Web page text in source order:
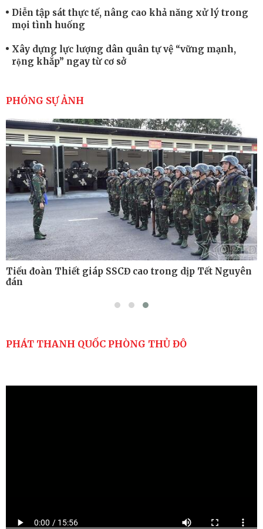
Diễn tập sát thực tế, nâng cao khả năng xử lý trong
mọi tình huống
Xây dựng lực lượng dân quân tự vệ “vững mạnh,
rộng khắp” ngay từ cơ sở
cao sức mạnh chiến đấu
Tiểu đoàn Thiết giáp hoàn thành tốt diễn tập chiến
thuật có bắn đạn thật
Nơi sinh viên rèn ý trí, luyện kỹ năng
PHÓNG SỰ ẢNH
Tiểu đoàn Thiết giáp SSCĐ cao trong dịp Tết Nguyên
đán
PHÁT THANH QUỐC PHÒNG THỦ ĐÔ